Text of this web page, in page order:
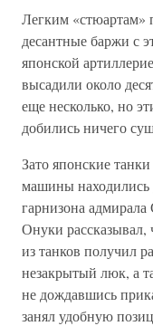
Легким «стюартам»
десантные баржи с
японской
высадили около
еще несколько, но
добились ничего
Зато японские
машины находились
гарнизона
Онуки рассказывал,
из танков получил
незакрытый люк, а
не дождавшись
занял удобную